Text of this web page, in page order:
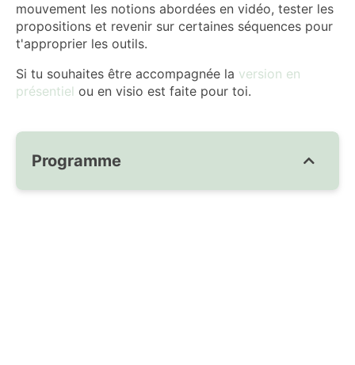
mouvement les notions abordées en vidéo, tester les
propositions et revenir sur certaines séquences pour
t'approprier les outils.
Si tu souhaites être accompagnée la version en
présentiel ou en visio est faite pour toi.
Programme